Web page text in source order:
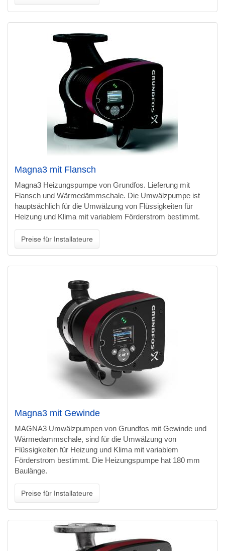
Magna3 mit Flansch
Magna3 Heizungspumpe von Grundfos. Lieferung mit
Flansch und Wärmedämmschale. Die Umwälzpumpe ist
hauptsächlich für die Umwälzung von Flüssigkeiten für
Heizung und Klima mit variablem Förderstrom bestimmt.
Preise für Installateure
Magna3 mit Gewinde
MAGNA3 Umwälzpumpen von Grundfos mit Gewinde und
Wärmedammschale, sind für die Umwälzung von
Flüssigkeiten für Heizung und Klima mit variablem
Förderstrom bestimmt. Die Heizungspumpe hat 180 mm
Baulänge.
Preise für Installateure